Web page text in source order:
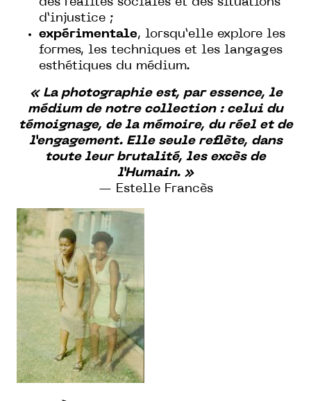
des réalités sociales et des situations
d’injustice ;
expérimentale, lorsqu’elle explore les
formes, les techniques et les langages
esthétiques du médium.
« La photographie est, par essence, le
médium de notre collection : celui du
témoignage, de la mémoire, du réel et de
l’engagement. Elle seule reflète, dans
toute leur brutalité, les excès de
l’Humain. »
— Estelle Francès